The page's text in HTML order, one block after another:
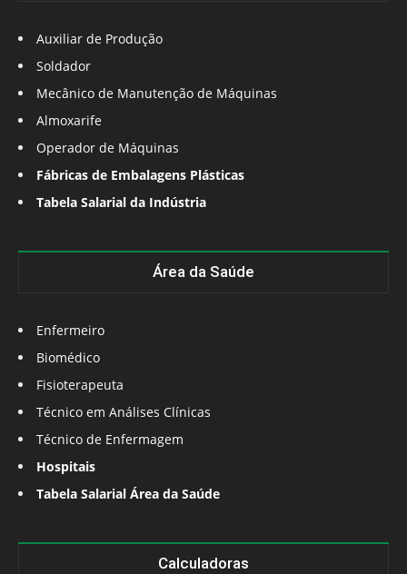
Auxiliar de Produção
Soldador
Mecânico de Manutenção de Máquinas
Almoxarife
Operador de Máquinas
Fábricas de Embalagens Plásticas
Tabela Salarial da Indústria
Área da Saúde
Enfermeiro
Biomédico
Fisioterapeuta
Técnico em Análises Clínicas
Técnico de Enfermagem
Hospitais
Tabela Salarial Área da Saúde
Calculadoras